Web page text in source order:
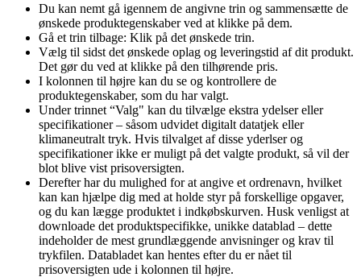
Du kan nemt gå igennem de angivne trin og sammensætte de
ønskede produktegenskaber ved at klikke på dem.
Gå et trin tilbage: Klik på det ønskede trin.
Vælg til sidst det ønskede oplag og leveringstid af dit produkt.
Det gør du ved at klikke på den tilhørende pris.
I kolonnen til højre kan du se og kontrollere de
produktegenskaber, som du har valgt.
Under trinnet “Valg" kan du tilvælge ekstra ydelser eller
specifikationer – såsom udvidet digitalt datatjek eller
klimaneutralt tryk. Hvis tilvalget af disse yderlser og
specifikationer ikke er muligt på det valgte produkt, så vil der
blot blive vist prisoversigten.
Derefter har du mulighed for at angive et ordrenavn, hvilket
kan kan hjælpe dig med at holde styr på forskellige opgaver,
og du kan lægge produktet i indkøbskurven. Husk venligst at
downloade det produktspecifikke, unikke datablad – dette
indeholder de mest grundlæggende anvisninger og krav til
trykfilen. Databladet kan hentes efter du er nået til
prisoversigten ude i kolonnen til højre.